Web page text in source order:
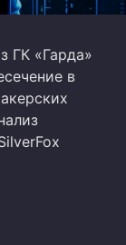
ГК «Гарда»
в